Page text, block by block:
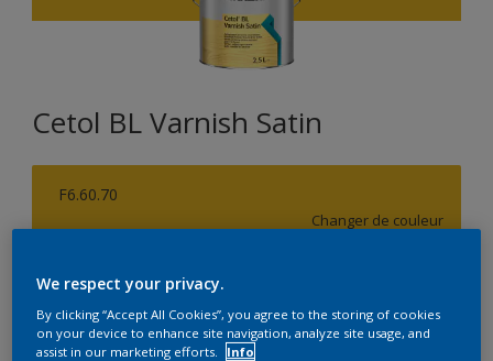
Cetol BL Varnish Satin
F6.60.70
Changer de couleur
Format
1L 2,5L 5L
We respect your privacy.
By clicking “Accept All Cookies”, you agree to the storing of cookies
on your device to enhance site navigation, analyze site usage, and
assist in our marketing efforts.
Info